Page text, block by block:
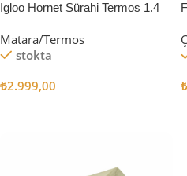
Igloo Hornet Sürahi Termos 1.4
Matara/Termos
stokta
₺2.999,00
₺